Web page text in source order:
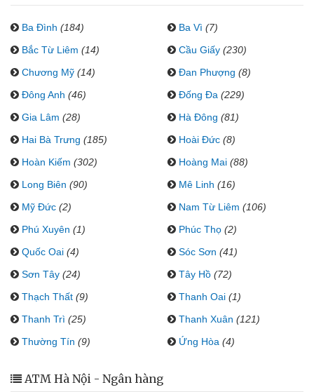
Ba Đình (184) Ba Vì (7)
Bắc Từ Liêm (14) Cầu Giấy (230)
Chương Mỹ (14) Đan Phượng (8)
Đông Anh (46) Đống Đa (229)
Gia Lâm (28) Hà Đông (81)
Hai Bà Trưng (185) Hoài Đức (8)
Hoàn Kiếm (302) Hoàng Mai (88)
Long Biên (90) Mê Linh (16)
Mỹ Đức (2) Nam Từ Liêm (106)
Phú Xuyên (1) Phúc Thọ (2)
Quốc Oai (4) Sóc Sơn (41)
Sơn Tây (24) Tây Hồ (72)
Thạch Thất (9) Thanh Oai (1)
Thanh Trì (25) Thanh Xuân (121)
Thường Tín (9) Ứng Hòa (4)
ATM Hà Nội - Ngân hàng